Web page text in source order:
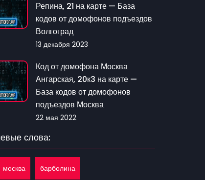
Репина, 21 на карте — База
кодов от домофонов подъездов
Волгоград
13 декабря 2023
Код от домофона Москва
Ангарская, 20к3 на карте —
База кодов от домофонов
подъездов Москва
22 мая 2022
слова:
москва барболина